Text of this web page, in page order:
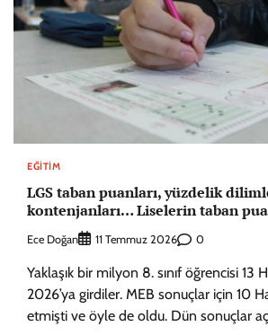
EĞITIM
LGS taban puanları, yüzdelik
kontenjanları… Liselerin taban
Ece Doğan 11 Temmuz 2026 0
Yaklaşık bir milyon 8. sınıf öğrencisi 13
2026’ya girdiler. MEB sonuçlar için 10
etmişti ve öyle de oldu. Dün sonuçlar